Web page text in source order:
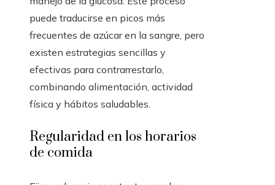
puede traducirse en picos más
frecuentes de azúcar en la sangre, pero
existen estrategias sencillas y
efectivas para contrarrestarlo,
combinando alimentación, actividad
física y hábitos saludables.
Regularidad en los horarios
de comida